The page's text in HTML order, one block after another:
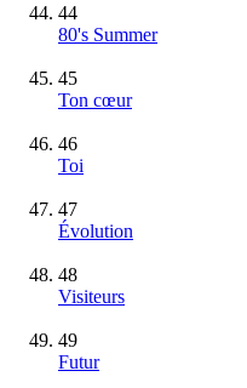
44
80's Summer
45
Ton cœur
46
Toi
47
Évolution
48
Visiteurs
49
Futur